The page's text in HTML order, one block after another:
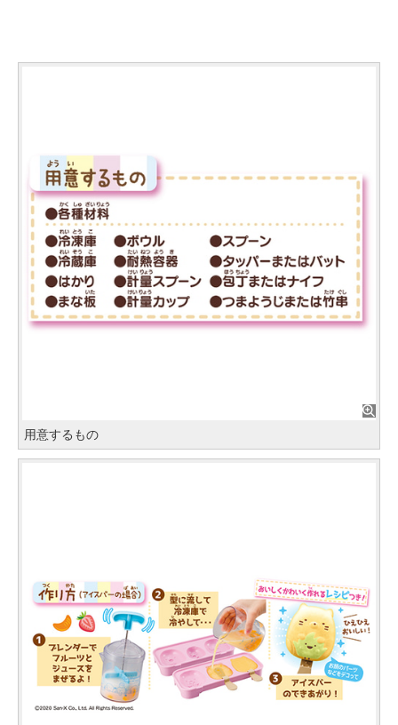
用意するもの